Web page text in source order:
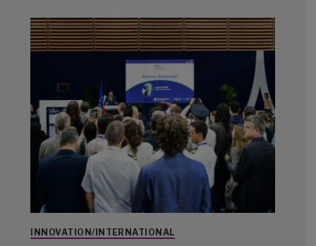
INNOVATION/INTERNATIONAL